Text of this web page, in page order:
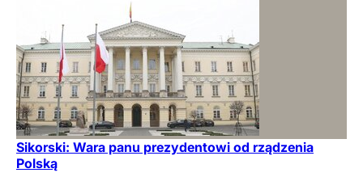
Sikorski: Wara panu prezydentowi od rządzenia
Polską